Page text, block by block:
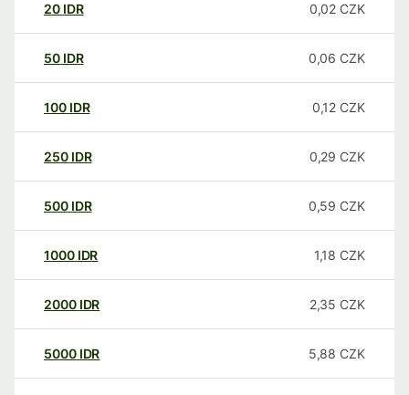
20 IDR 0,02 CZK
50 IDR 0,06 CZK
100 IDR 0,12 CZK
250 IDR 0,29 CZK
500 IDR 0,59 CZK
1000 IDR 1,18 CZK
2000 IDR 2,35 CZK
5000 IDR 5,88 CZK